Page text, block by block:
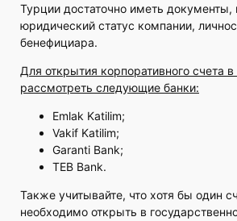
Турции достаточно иметь
юридический статус компании,
бенефициара.
Для открытия корпоративного счета
рассмотреть следующие банки:
Emlak Katilim;
Vakif Katilim;
Garanti Bank;
TEB Bank.
Также учитывайте, что хотя бы один
необходимо открыть в